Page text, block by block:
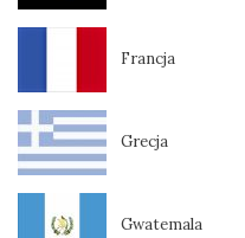
Francja
Grecja
Gwatemala